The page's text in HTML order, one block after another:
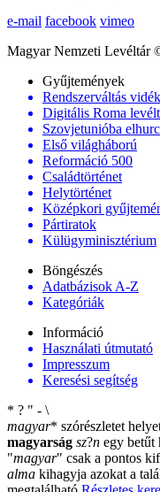
e-mail facebook vimeo
Magyar Nemzeti Levéltár
Gyűjtemények
Rendszerváltás
Digitális Roma
Szovjetunióba
Első világháború
Reformáció 500
Családtörténet
Helytörténet
Középkori
Pártiratok
Külügyminisztérium
Böngészés
Adatbázisok A-Z
Kategóriák
Információ
Használati útmutató
Impresszum
Keresési segítség
* ? " - \
magyar* szórészletet
magyarság sz?n egy betűt
"magyar" csak a pontos
alma kihagyja azokat a